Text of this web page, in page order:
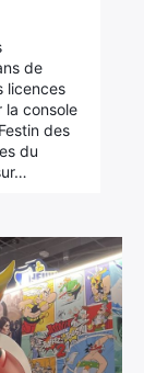
de
licences
la console
des
du
×